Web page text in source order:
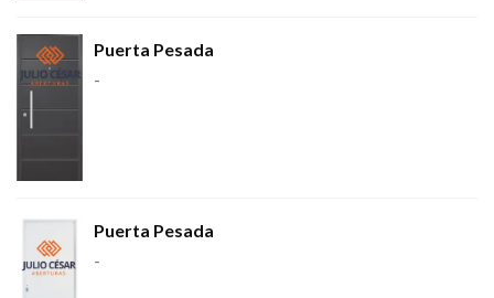
Puerta Pesada
-
Puerta Pesada
-